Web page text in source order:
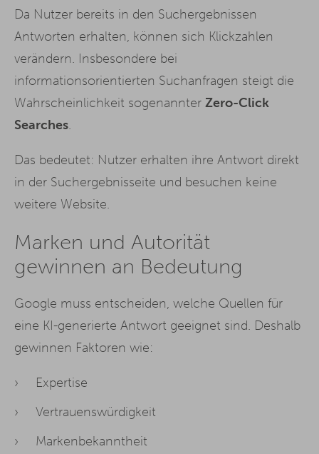
Da Nutzer bereits in den Suchergebnissen
Antworten erhalten, können sich Klickzahlen
verändern. Insbesondere bei
informationsorientierten Suchanfragen steigt die
Wahrscheinlichkeit sogenannter Zero-Click
Searches.
Das bedeutet: Nutzer erhalten ihre Antwort direkt
in der Suchergebnisseite und besuchen keine
weitere Website.
Marken und Autorität
gewinnen an Bedeutung
Google muss entscheiden, welche Quellen für
eine KI-generierte Antwort geeignet sind. Deshalb
gewinnen Faktoren wie:
Expertise
Vertrauenswürdigkeit
Markenbekanntheit